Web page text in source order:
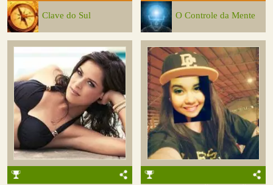
Clave do Sul O Controle da Mente